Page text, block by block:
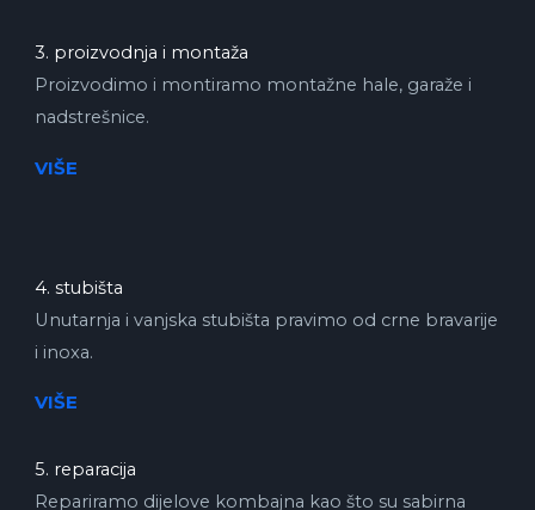
3. proizvodnja i montaža
Proizvodimo i montiramo montažne hale, garaže i
nadstrešnice.
VIŠE
4. stubišta
Unutarnja i vanjska stubišta pravimo od crne bravarije
i inoxa.
VIŠE
5. reparacija
Repariramo dijelove kombajna kao što su sabirna